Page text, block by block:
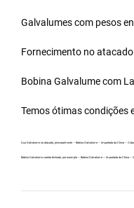
Galvalumes com pesos
Fornecimento no
Bobina Galvalumecom
Temos ótimas condições
Aço Galvalume no atacado, principalmente – Bobina Galvalume – Importada da China –
Bobina Galvalume carreta fechada, por exemplo – Bobina Galvalume – Importada da China –